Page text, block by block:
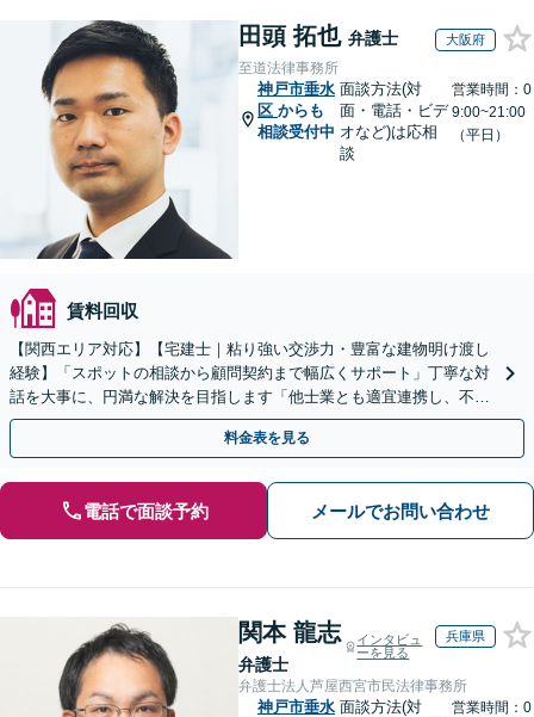
田頭 拓也 弁護士 大阪府
至道法律事務所
神戸市垂水
区 からも
相談受付中
面談方法(対
面・電話・ビデ
オなど)は応相
談
営業時間：0
9:00~21:00
（平日）
賃料回収
【関西エリア対応】【宅建士｜粘り強い交渉力・豊富な建物明け渡し
経験】「スポットの相談から顧問契約まで幅広くサポート」丁寧な対
話を大事に、円満な解決を目指します「他士業とも適宜連携し、不動
産経営者さまに法的観点から戦略的なアドバイスを提供」
料金表を見る
電話で面談予約 メールでお問い合わせ
関本 龍志
弁護士
インタビュ
ーを見る
兵庫県
弁護士法人芦屋西宮市民法律事務所
神戸市垂水 面談方法(対
営業時間：0